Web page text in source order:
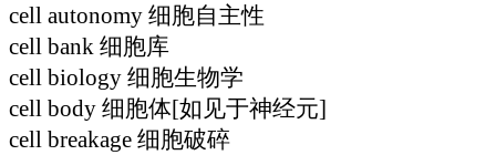
cell autonomy 细胞自主性
cell bank 细胞库
cell biology 细胞生物学
cell body 细胞体[如见于神经元]
cell breakage 细胞破碎